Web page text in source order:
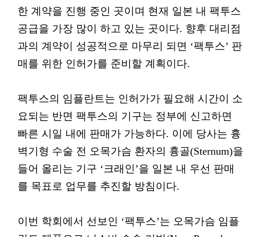
한 계약을 진행 중인 곳이며 현재 일본 내 팩투스
공급을 가장 많이 하고 있는 곳이다. 향후 대리점
과의 계약이 성공적으로 마무리 되면 ‘팩투스’ 판
매를 위한 인허가를 준비할 계획이다.
팩투스의 임플란트는 인허가가 필요해 시간이 소
요되는 반면 팩투스의 기구는 정부에 신고하면
빠른 시일 내에 판매가 가능하다. 이에 당사는 흉
벽기형 수술 전 오목가슴 환자의 흉골(Sternum)을
들어 올리는 기구 ‘크래인’을 일본 내 우선 판매
를 목표로 업무를 추진할 방침이다.
이번 학회에서 선보인 ‘팩투스’는 오목가슴 임플